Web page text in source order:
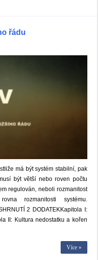
řádu
má být systém stabilní, pak
být větší nebo roven počtu
regulován, neboli rozmanitost
rozmanitosti systému.
2 DODATEKKapitola I:
II: Kultura nedostatku a kořen
Více »